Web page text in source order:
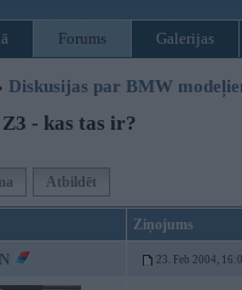
Forums Galerijas
Diskusijas par BMW
- kas tas ir?
Atbildēt
Ziņojums
23. Feb 2004,